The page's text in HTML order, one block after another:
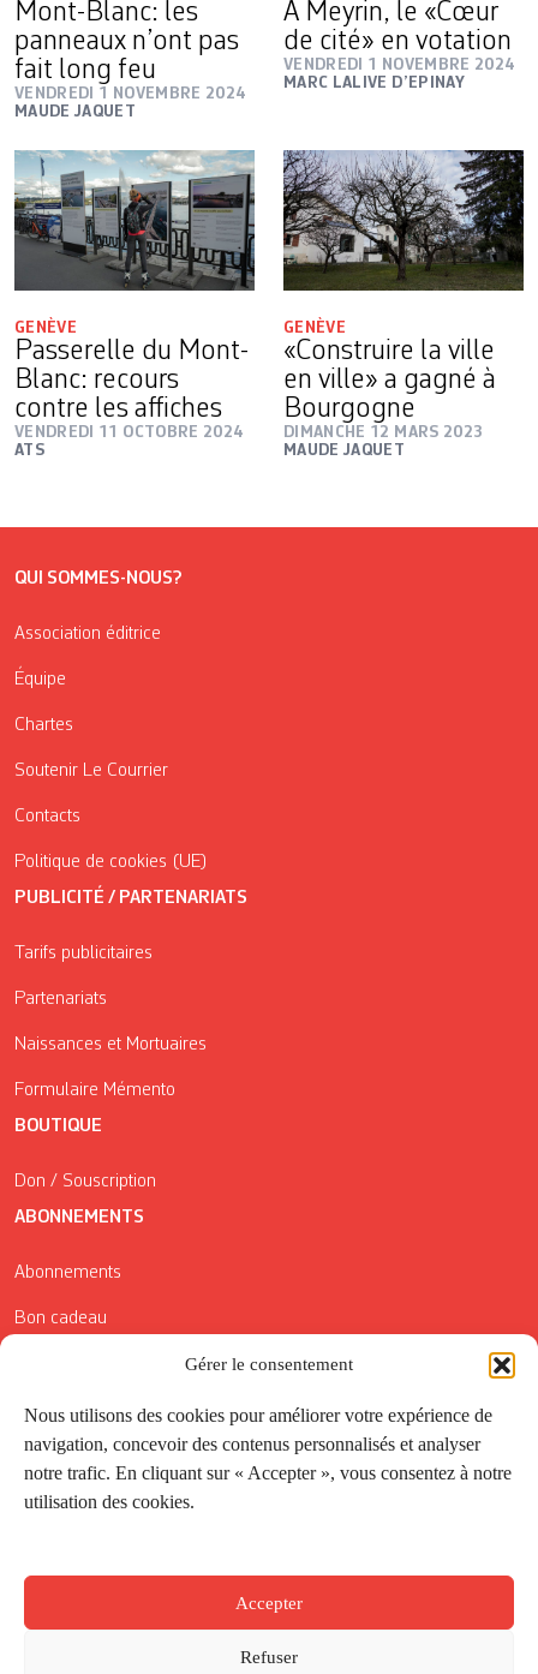
Gérer le consentement
Nous utilisons des cookies pour améliorer votre expérience de
navigation, concevoir des contenus personnalisés et analyser
notre trafic. En cliquant sur « Accepter », vous consentez à notre
utilisation des cookies.
Accepter
Refuser
Mont-Blanc: les
panneaux n’ont pas
fait long feu
VENDREDI 1 NOVEMBRE 2024
MAUDE JAQUET
A Meyrin, le «Cœur
de cité» en votation
VENDREDI 1 NOVEMBRE 2024
MARC LALIVE D’EPINAY
GENÈVE
Passerelle du Mont-
Blanc: recours
contre les affiches
VENDREDI 11 OCTOBRE 2024
ATS
GENÈVE
«Construire la ville
en ville» a gagné à
Bourgogne
DIMANCHE 12 MARS 2023
MAUDE JAQUET
QUI SOMMES-NOUS?
Association éditrice
Équipe
Chartes
Soutenir Le Courrier
Contacts
Politique de cookies (UE)
PUBLICITÉ / PARTENARIATS
Tarifs publicitaires
Partenariats
Naissances et Mortuaires
Formulaire Mémento
BOUTIQUE
Don / Souscription
ABONNEMENTS
Abonnements
Bon cadeau
Conditions générales de vente
Réductions de la Carte Côté Courrier
Application